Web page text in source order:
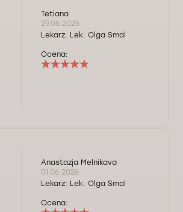
Tetiana
29.06.2026
Lekarz: Lek. Olga Smal
Ocena:
Anastazja Melnikava
01.06.2026
Lekarz: Lek. Olga Smal
Ocena: